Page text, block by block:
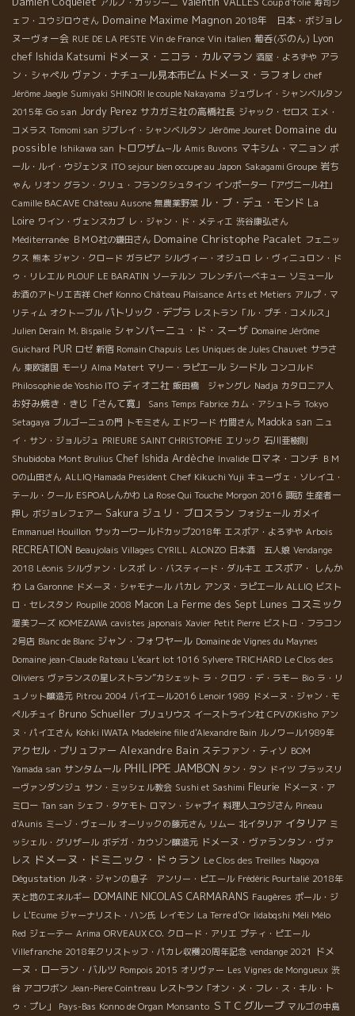
ェフ・ユウジロウさん Domaine Maxime Magnon 2018年 日本・ボジョレ
ヌーヴォー会 RUE DE LA PESTE Vin de France Vin italien 葡呑(ぶのん) Lyon
chef Ishida Katsumi ドメーヌ・ニコラ・カルマラン 酒屋・よろずや アラ
ン・シャペル ヴァン・ナチュール見本市ビム ドメーヌ・ラフォレ chef
Jérôme Jaegle Sumiyaki SHINORI le couple Nakayama ジュヴレイ・シャンベルタン
2015年 Go san Jordy Perez サカガミ社の高橋社長 ジャック・セロス エメ・
コメラス Tomomi san ジブレイ・シャンベルタン Jérôme Jouret Domaine du
possible Ishikawa san トロワザム−ル Amis Buvons マキシム・マニョン ポ
ール・ルイ・ウジェンヌ ITO sejour bien occupe au Japon Sakagami Groupe 岩ち
ゃん リオン グラン・クリュ・フランクシュタイン インポーター「アヴニール社」
Camille BACAVE Château Ausone 無農薬野菜 ル・ブ・デュ・モンド La
Loire ワイン・ヴェンスカブ レ・ジャン・ド・メティエ 渋谷康弘さん
Méditerranée ＢＭＯ社の鎌田さん Domaine Christophe Pacalet フェニッ
クス 熊本 ジャン・クロード ガラピア シルヴィー・オジュロ レ・ヴィニュロン・ド
ゥ・リレエル PLOUF LE BARATIN ソーテルン フレンチバーベキュー ソミュール
お酒のアトリエ吉祥 Chef Konno Château Plaisance Arts et Metiers アルプ・マ
リティム オクトーブル パトリック・デプラ レストラン「ル・プチ・コメルス」
Julien Derain M. Bispalie シャンパーニュ・ド・スーザ Domaine Jérôme
Guichard PUR ロゼ 新宿 Romain Chapuis Les Uniques de Jules Chauvet サラさ
ん 東欧諸国 モーリ Alma Matert マリー・ラピエール シードル コンコルド
Philosophie de Yoshio ITO ディオニ社 飯田橋 ジャングレ Nadja カタロニア人
お好み焼き・きじ「さんて寛」 Sans Temps Fabrice カム・アシュトラ Tokyo
Setagaya ブルゴーニュの門 トモミさん エドワード 竹間さん Madoka san ニュ
イ・サン・ジョルジュ PRIEURE SAINT CHRISTOPHE エリック 石川亜樹則
Shubidoba Mont Brulius Chef Ishida Ardèche Invalide ロマネ・コンチ ＢＭ
Оの山田さん ALLIQ Hamada President Chef Kikuchi Yuji キューヴェ・ソレイユ・
テール・クール ESPOAしんかわ La Rose Qui Touche Morgon 2016 諏訪 生産者一
押し ボジョレフェアー Sakura ジュリ・ブロスラン フォジェール ガメイ
Emmanuel Houillon サッカーワールドカップ2018年 エスポア・よろずや Arbois
RECREATION Beaujolais Villages CYRILL ALONZO 日本酒 五人娘 Vendange
2018 Léonis シルヴァン・レスポ レ・バスティード・ダルキエ エスポア・ しんか
わ La Garonne ドメーヌ・シャモナール パカレ アンヌ・ラピエール ALLIQ ビスト
ロ・セレスタン Poupille 2008 Macon La Ferme des Sept Lunes コスミック
渥美フーズ KOMEZAWA cavistes japonais Xavier Petit Pierre ビストロ・フラコン
2号店 Blanc de Blanc ジャン・フォワヤール Domaine de Vignes du Maynes
Domaine jean-Claude Rateau L'écart lot 1016 Sylvere TRICHARD Le Clos des
Oliviers ヴァランスの星レストラン”カシェット ラ・クロワ・デ・ラモー Bio ラ・リ
ュノット醸造元 Pitrou 2004 バイエール2016 Lenoir 1989 ドメーヌ・ジャン・モ
ペルチュイ Bruno Schueller ブリュリウス イーストライン社 CPVのKisho アン
ヌ・パイエさん Kohki IWATA Madeleine fille d'Alexandre Bain ルノワール1989年
アクセル・プリュファー Alexandre Bain ステファン・ティソ BOM
Yamada san サンタムール PHILIPPE JAMBON タン・タン ドイツ ブラッスリ
ーヴァンダンジュ サン・ミッシェル教会 Sushi et Sashimi Fleurie ドメーヌ・ア
ミロー Tan san シェフ・タケモト ロマン・シャプイ 料理人ユウジさん Pineau
d'Aunis ミーゾ・ヴェール オーリックの藤元さん リムー 北イタリア イタリア ミ
ッシェル・グリザール ボデガ・カウゾン醸造元 ドメーヌ・ヴァランタン・ヴァ
レス ドメーヌ・ドミニック・ドゥラン Le Clos des Treilles Nagoya
Dégustation ルネ・ジャンの息子 アンリー・ピエール Frédéric Pourtalié 2018年
天と地のエネルギー DOMAINE NICOLAS CARMARANS Faugères ポール・ジ
レ L'Ecume ジャーナリスト・ハン氏 レイモン La Terre d'Or Iidabqshi Méli Mélo
Red ジェーテー Arima ORVEAUX CO. クロード・アリエ プティ・ピエール
Villefranche 2018年クリストッフ・パカレ収穫20周年記念 vendange 2021
ドメ
ーヌ・ローラン・バルツ Pompois 2015 オリヴァー Les Vignes de Mongueux 渋
谷 アコワボン Jean-Piere Cointreau レストラン「オン・メ・フレ・ス・キル・ト
ゥ・プレ」
Pays-Bas Konno de Organ Monsanto ＳＴＣグループ マルゴの中島